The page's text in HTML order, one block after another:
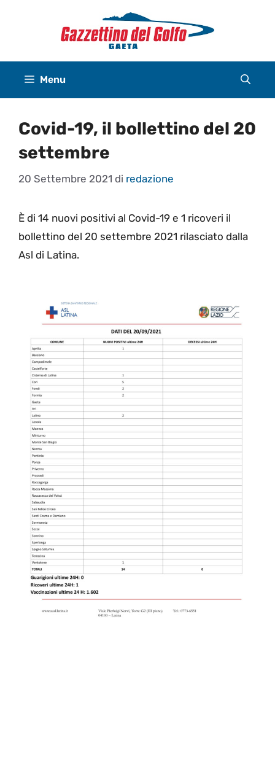
Menu
Covid-19, il bollettino del 20
settembre
20 Settembre 2021 di redazione
È di 14 nuovi positivi al Covid-19 e 1 ricoveri il
bollettino del 20 settembre 2021 rilasciato dalla
Asl di Latina.